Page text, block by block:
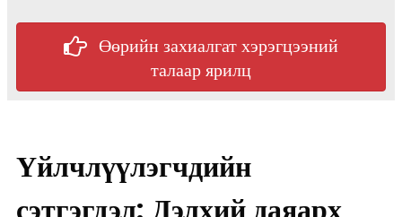
Өөрийн захиалгат хэрэгцээний
талаар ярилц
Үйлчлүүлэгчдийн